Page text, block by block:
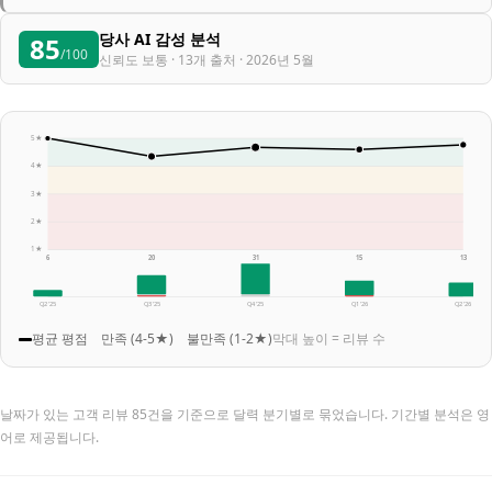
85/100
당사 AI 감성 분석
신뢰도 보통 · 13개 출처 · 2026년 5월
1★
2★
3★
4★
5★
6 20 31 15 13
Q2 '25 Q3 '25 Q4 '25 Q1 '26 Q2 '26
평균 평점 만족 (4-5★) 불만족 (1-2★)막대 높이 = 리뷰 수
날짜가 있는 고객 리뷰 85건을 기준으로 달력 분기별로 묶었습니다. 기간별 분석은 영
어로 제공됩니다.